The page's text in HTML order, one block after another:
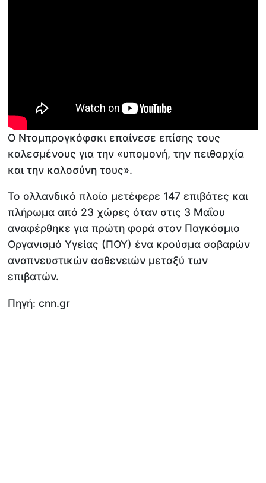
Ο Ντομπρογκόφσκι επαίνεσε επίσης τους
καλεσμένους για την «υπομονή, την πειθαρχία
και την καλοσύνη τους».
Το ολλανδικό πλοίο μετέφερε 147 επιβάτες και
πλήρωμα από 23 χώρες όταν στις 3 Μαΐου
αναφέρθηκε για πρώτη φορά στον Παγκόσμιο
Οργανισμό Υγείας (ΠΟΥ) ένα κρούσμα σοβαρών
αναπνευστικών ασθενειών μεταξύ των
επιβατών.
Πηγή: cnn.gr